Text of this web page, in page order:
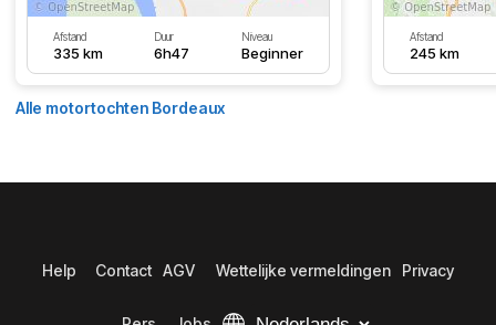
Afstand
335 km
Duur
6h47
Niveau
Beginner
Afstand
245 km
Alle motortochten Bordeaux
Help Contact AGV Wettelijke vermeldingen Privacy